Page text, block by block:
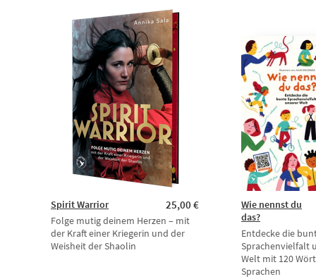
25,00 €
Spirit Warrior
Folge mutig deinem Herzen – mit
der Kraft einer Kriegerin und der
Weisheit der Shaolin
Wie nennst du
das?
Entdecke die
Sprachenvielfalt
Welt mit 120
Sprachen